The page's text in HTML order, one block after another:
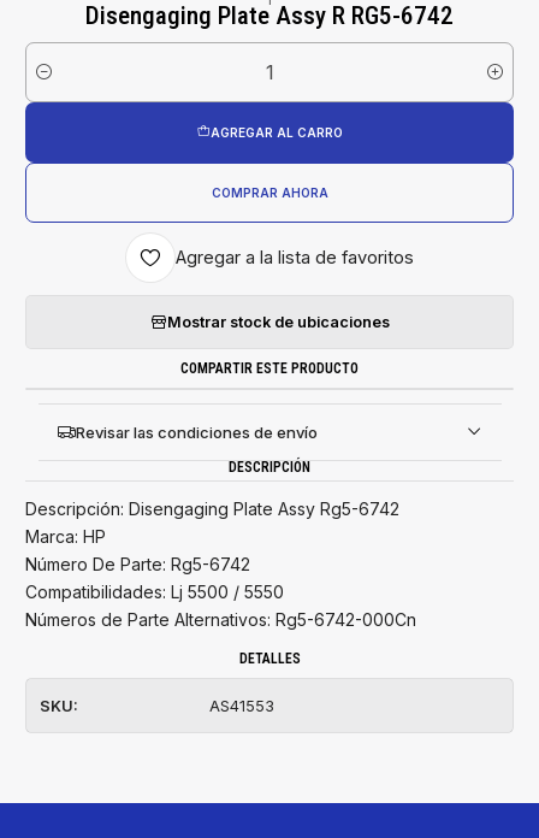
Disengaging Plate Assy R RG5-6742
Cantidad
AGREGAR AL CARRO
COMPRAR AHORA
Agregar a la lista de favoritos
Mostrar stock de ubicaciones
COMPARTIR ESTE PRODUCTO
Revisar las condiciones de envío
DESCRIPCIÓN
Descripción: Disengaging Plate Assy Rg5-6742
Marca: HP
Número De Parte: Rg5-6742
Compatibilidades: Lj 5500 / 5550
Números de Parte Alternativos: Rg5-6742-000Cn
DETALLES
SKU: AS41553